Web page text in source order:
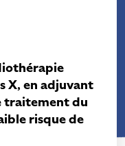
X, en adjuvant
traitement du
risque de